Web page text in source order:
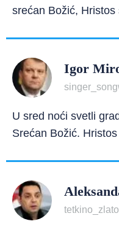
srećan Božić, Hristos
Igor
U sred noći svetli
Srećan Božić.
tetkino_zlato